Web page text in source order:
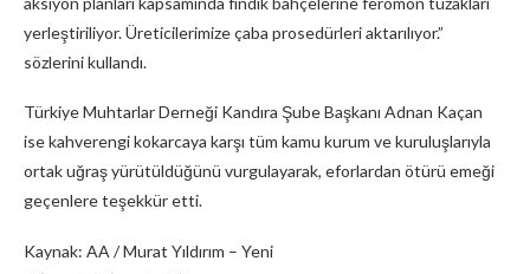
yerleştiriliyor. Üreticilerimize çaba prosedürleri aktarılıyor.”
sözlerini kullandı.
Türkiye Muhtarlar Derneği Kandıra Şube Başkanı Adnan Kaçan
ise kahverengi kokarcaya karşı tüm kamu kurum ve kuruluşlarıyla
ortak uğraş yürütüldüğünü vurgulayarak, eforlardan ötürü emeği
geçenlere teşekkür etti.
Kaynak: AA / Murat Yıldırım – Yeni